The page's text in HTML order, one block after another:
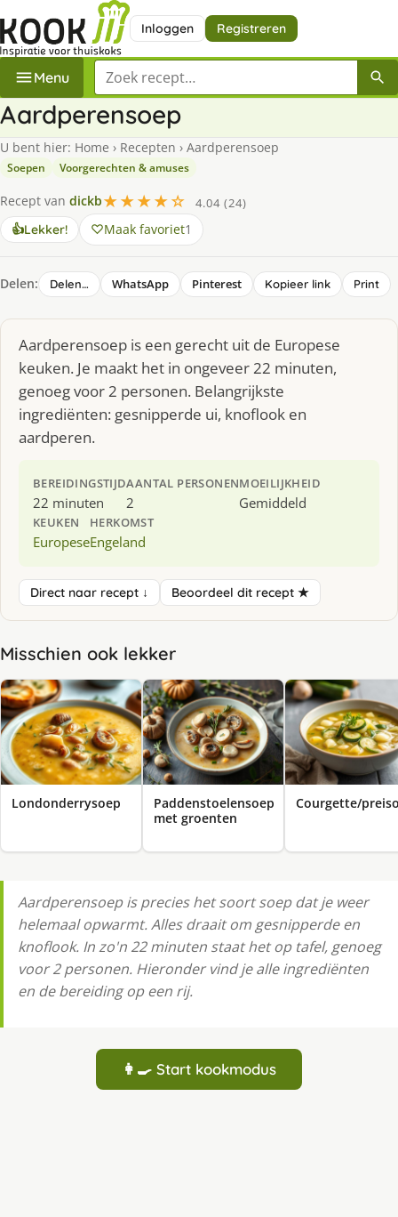
Inloggen Registreren
Menu Zoek een recept
Aardperensoep
U bent hier: Home › Recepten › Aardperensoep
Soepen Voorgerechten & amuses
Recept van dickb★★★★☆
4.04 (24)
👍Lekker! Maak favoriet1
Delen: Delen… WhatsApp Pinterest Kopieer link Print
Aardperensoep is een gerecht uit de Europese
keuken. Je maakt het in ongeveer 22 minuten,
genoeg voor 2 personen. Belangrijkste
ingrediënten: gesnipperde ui, knoflook en
aardperen.
BEREIDINGSTIJD
22 minuten
AANTAL PERSONEN
2
MOEILIJKHEID
Gemiddeld
KEUKEN
Europese
HERKOMST
Engeland
Direct naar recept ↓ Beoordeel dit recept ★
Misschien ook lekker
Londonderrysoep
Paddenstoelensoep
met groenten
Courgette/
Aardperensoep is precies het soort soep dat je weer
helemaal opwarmt. Alles draait om gesnipperde en
knoflook. In zo'n 22 minuten staat het op tafel, genoeg
voor 2 personen. Hieronder vind je alle ingrediënten
en de bereiding op een rij.
👩‍🍳 Start kookmodus